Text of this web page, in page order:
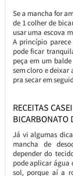
Se a mancha for
de 1 colher de
usar uma escova
A princípio
pode ficar
peça em um
sem cloro e deixar
pra secar em
RECEITAS
BICARBONATO
Já vi algumas
mancha de
depender do
pode aplicar água
sol, porque aí a